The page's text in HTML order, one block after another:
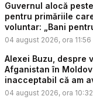
Guvernul alocă
pentru primăriile
voluntar: „Bani
04 august 2026, ora 11:56
Alexei Buzu, despre
Afganistan în
inacceptabil că am
situaț...
04 august 2026, ora 10:32